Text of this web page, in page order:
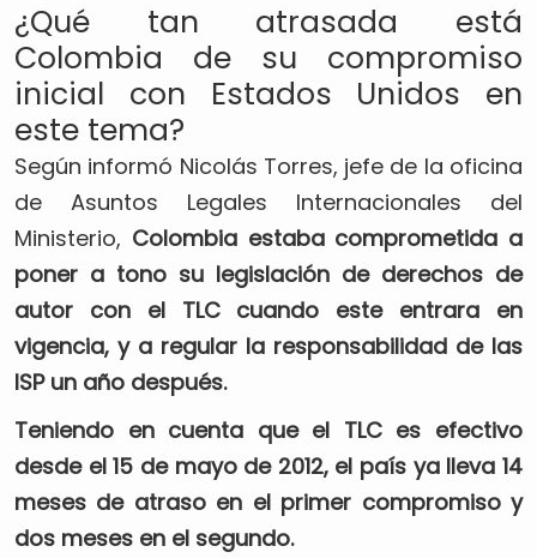
¿Qué tan atrasada está
Colombia de su compromiso
inicial con Estados Unidos en
este tema?
Según informó Nicolás Torres, jefe de la oficina
de Asuntos Legales Internacionales del
Ministerio, Colombia estaba comprometida a
poner a tono su legislación de derechos de
autor con el TLC cuando este entrara en
vigencia, y a regular la responsabilidad de las
ISP un año después.
Teniendo en cuenta que el TLC es efectivo
desde el 15 de mayo de 2012, el país ya lleva 14
meses de atraso en el primer compromiso y
dos meses en el segundo.